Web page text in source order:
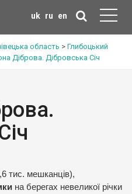
uk ru en
область > Глибоцький
Діброва. Дібровська Січ
тис. мешканців),
на берегах невеликої річки